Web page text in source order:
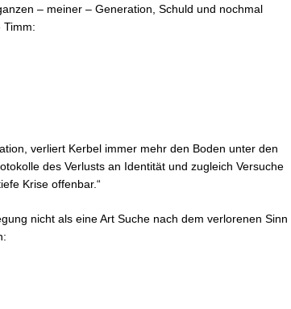
– meiner – Generation, Schuld und nochmal
Timm:
verliert Kerbel immer mehr den Boden unter den
des Verlusts an Identität und zugleich Versuche
Krise offenbar.“
nicht als eine Art Suche nach dem verlorenen Sinn